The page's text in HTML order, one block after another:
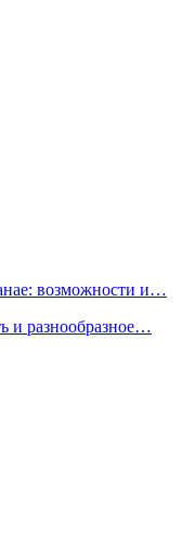
возможности и…
и разнообразное…